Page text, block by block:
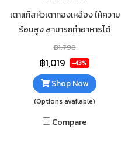
เตาแก๊สหัวเตาทองเหลือง ให้ความ
ร้อนสูง สามารถทำอาหารได้
รวดเร็ว กระจกนิรภัยหนา 7mm เส
ริมฟอยกันความร้อนใต้กระจก
ทำความสะอาดง่าย
฿1,798
฿1,019 -43%
Shop Now
(Options available)
Compare